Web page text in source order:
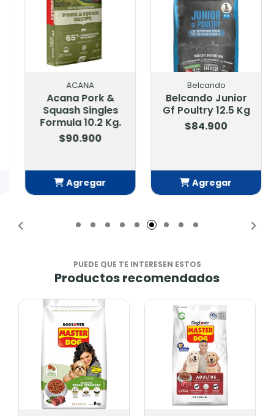
ACANA
Acana Pork &
Squash Singles
Formula 10.2 Kg.
$90.900
Agregar
Belcando
Belcando Junior
Gf Poultry 12.5 Kg
$84.900
Agregar
PUEDE QUE TE INTERESEN ESTOS
Productos recomendados